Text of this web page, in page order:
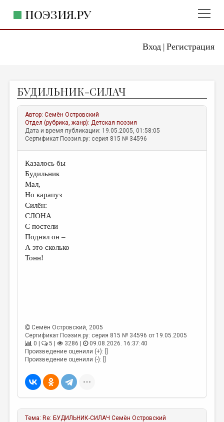
Вход| Регистрация
ПОЭЗИЯ.РУ
ЖАНРЫ
АВТОРЫ
КОММЕНТАРИИ
ЛИТСАЛОН
НОВОСТИ
ПРАВИЛА САЙТА
ОТДЕЛЫ И РУБРИКИ
ИЗБРАННОЕ
ДАЙДЖЕСТ
ПРОИЗВЕДЕНИЯ
КНИЖНАЯ ПОЛКА
ОБЗОР ЛИТЕРАТУРЫ
СТРАНИЦЫ ПАМЯТИ
ОБЪЯВЛЕНИЯ
РЕДКОЛЛЕГИЯ
БУДИЛЬНИК-СИЛАЧ
Автор:Семён Островский
Отдел (рубрика, жанр):Детская поэзия
Дата и время публикации: 19.05.2005, 01:58:05
Сертификат Поэзия.ру: серия 815 № 34596
Казалось бы
Будильник
Мал,
Но карапуз
Силён:
СЛОНА
С постели
Поднял oн –
А это сколько
Тонн!
Семён Островский, 2005
Сертификат Поэзия.ру: серия 815 № 34596 от 19.05.2005
0 |
5 | 3286 |
09.08.2026. 16:37:40
Произведение оценили (+): []
Произведение оценили (-): []
Тема: Re: БУДИЛЬНИК-СИЛАЧ Семён Островский